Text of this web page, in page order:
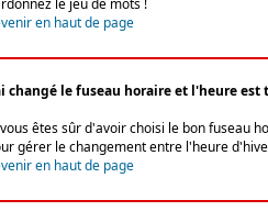
le jeu de mots !
en haut de page
changé le fuseau horaire et l'heure est
êtes sûr d'avoir choisi le bon fuseau
gérer le changement entre l'heure
en haut de page